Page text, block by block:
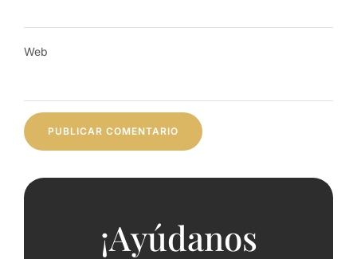
Web
¡Ayúdanos